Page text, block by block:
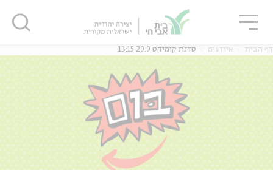
דף הבית אירועים סדנת קומיקס 29.9 13:15
סגור